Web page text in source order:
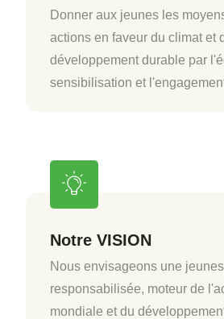
Donner aux jeunes les
actions en faveur du climat et
développement durable par
sensibilisation et
Notre VISION
Nous envisageons une
responsabilisée, moteur de
mondiale et du